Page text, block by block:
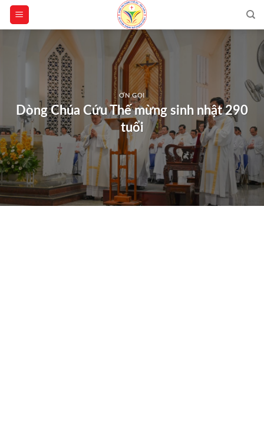
Skip
ƠN GỌI
Dòng Chúa Cứu Thế mừng sinh nhật 290
tuổi